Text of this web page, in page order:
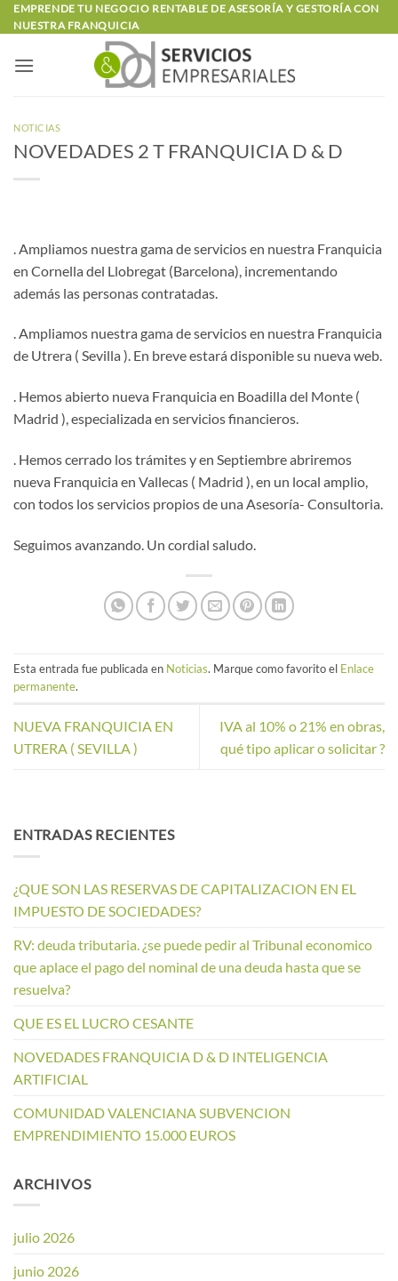
Saltar
al
EMPRENDE TU NEGOCIO RENTABLE DE ASESORÍA Y GESTORÍA CON
NUESTRA FRANQUICIA
NOTICIAS
NOVEDADES 2 T FRANQUICIA D & D
. Ampliamos nuestra gama de servicios en nuestra Franquicia
en Cornella del Llobregat (Barcelona), incrementando
además las personas contratadas.
. Ampliamos nuestra gama de servicios en nuestra Franquicia
de Utrera ( Sevilla ). En breve estará disponible su nueva web.
. Hemos abierto nueva Franquicia en Boadilla del Monte (
Madrid ), especializada en servicios financieros.
. Hemos cerrado los trámites y en Septiembre abriremos
nueva Franquicia en Vallecas ( Madrid ), en un local amplio,
con todos los servicios propios de una Asesoría- Consultoria.
Seguimos avanzando. Un cordial saludo.
Esta entrada fue publicada en Noticias. Marque como favorito el Enlace
permanente.
NUEVA FRANQUICIA EN
UTRERA ( SEVILLA )
IVA al 10% o 21% en obras,
qué tipo aplicar o solicitar ?
ENTRADAS RECIENTES
¿QUE SON LAS RESERVAS DE CAPITALIZACION EN EL
IMPUESTO DE SOCIEDADES?
RV: deuda tributaria. ¿se puede pedir al Tribunal economico
que aplace el pago del nominal de una deuda hasta que se
resuelva?
QUE ES EL LUCRO CESANTE
NOVEDADES FRANQUICIA D & D INTELIGENCIA
ARTIFICIAL
COMUNIDAD VALENCIANA SUBVENCION
EMPRENDIMIENTO 15.000 EUROS
ARCHIVOS
julio 2026
junio 2026